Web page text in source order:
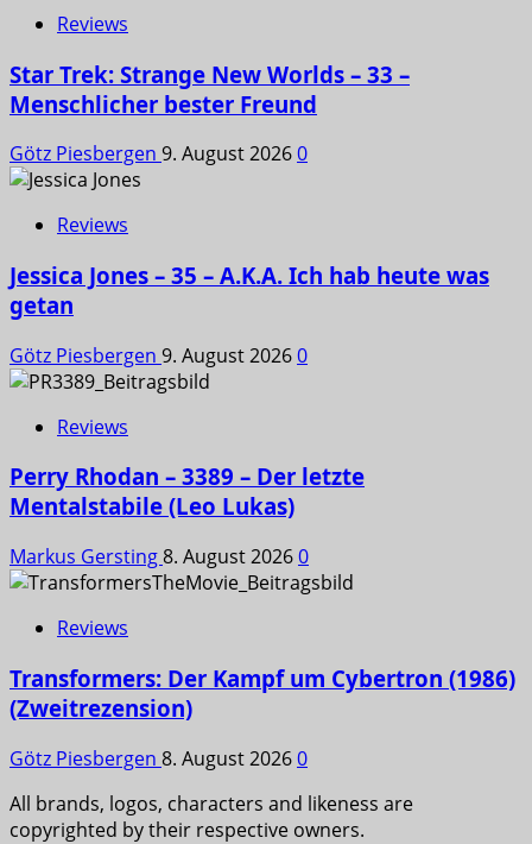
Reviews
Star Trek: Strange New Worlds – 33 –
Menschlicher bester Freund
Götz Piesbergen 9. August 20260
Reviews
Jessica Jones – 35 – A.K.A. Ich hab heute was
getan
Götz Piesbergen 9. August 20260
Reviews
Perry Rhodan – 3389 – Der letzte
Mentalstabile (Leo Lukas)
Markus Gersting8. August 20260
Reviews
Transformers: Der Kampf um Cybertron (1986)
(Zweitrezension)
Götz Piesbergen 8. August 20260
All brands, logos, characters and likeness are
copyrighted by their respective owners.